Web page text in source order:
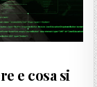
e cosa si